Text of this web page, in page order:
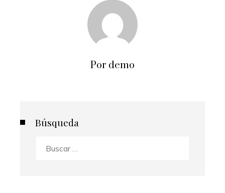
Por demo
Búsqueda